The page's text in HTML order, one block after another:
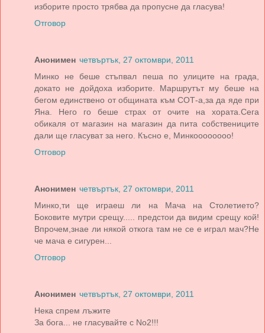
изборите просто трябва да пропусне да гласува!
Отговор
Анонимен четвъртък, 27 октомври, 2011
Минко не беше стъпвал пеша по улиците на града,
докато не дойдоха изборите. Маршрутът му беше на
бегом единствено от общината към СОТ-а,за да яде при
Яна. Него го беше страх от очите на хората.Сега
обикаля от магазин на магазин да пита собствениците
дали ще гласуват за него. Късно е, Минкоооооооо!
Отговор
Анонимен четвъртък, 27 октомври, 2011
Минко,ти ще играеш ли на Мача на Столетието?
Боковите мутри срещу..... предстои да видим срещу кой!
Впрочем,знае ли някой откога там не се е играл мач?Не
че мача е сигурен...
Отговор
Анонимен четвъртък, 27 октомври, 2011
Нека спрем лъжите
За бога... не гласувайте с No2!!!